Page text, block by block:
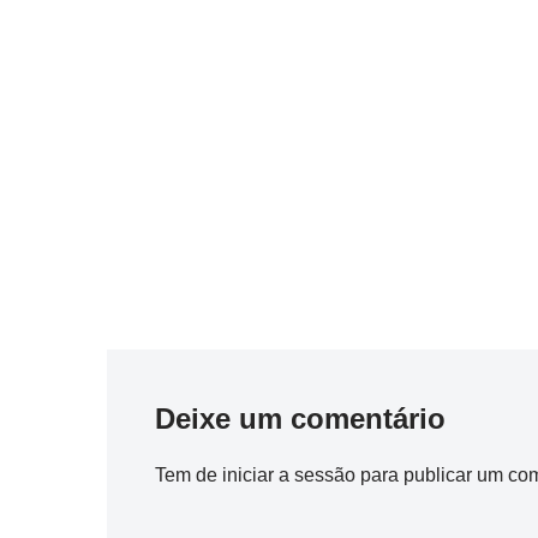
Deixe um comentário
Tem de iniciar a sessão para publicar um